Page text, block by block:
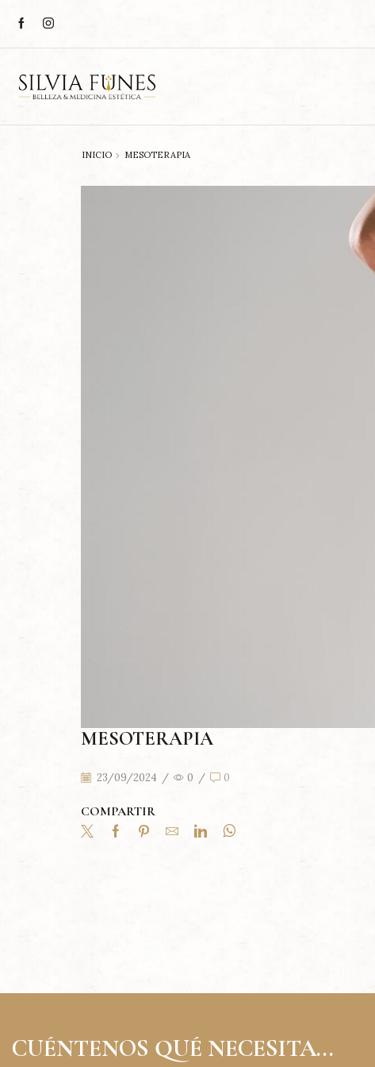
INICIO MESOTERAPIA
MESOTERAPIA
23/09/2024 / 0 / 0
COMPARTIR
CUÉNTENOS QUÉ NECESITA...